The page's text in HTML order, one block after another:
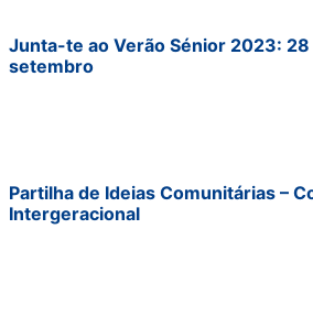
Junta-te ao Verão Sénior 2023:
setembro
Partilha de Ideias Comunitárias –
Intergeracional